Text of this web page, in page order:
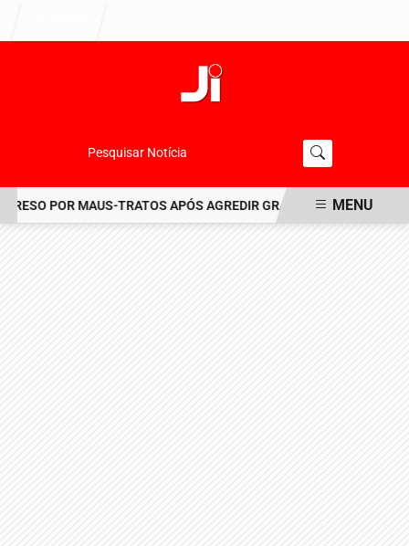
Pesquisar Notícia
POR MAUS-TRATOS APÓS AGREDIR GRAVEMENTE CACHORRO
MENU